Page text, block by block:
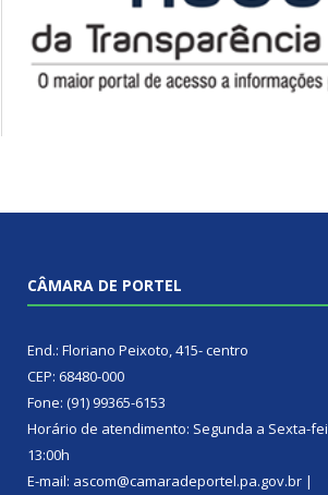
CÂMARA DE PORTEL
End.: Floriano Peixoto, 415- centro
CEP: 68480-000
Fone: (91) 99365-6153
Horário de atendimento: Segunda a Sexta-
13:00h
E-mail: ascom@camaradeportel.pa.gov.br |